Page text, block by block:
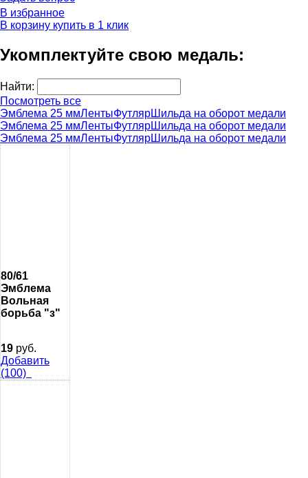
В избранное
В корзину купить в 1 клик
Укомплектуйте свою медаль:
Найти:
Посмотреть все
Эмблема 25 ммЛентыФутлярШильда на оборот медали
Эмблема 25 ммЛентыФутлярШильда на оборот медали
Эмблема 25 ммЛентыФутлярШильда на оборот медали
80/61
Эмблема
Вольная
борьба "з"
19 руб.
Добавить
(100)